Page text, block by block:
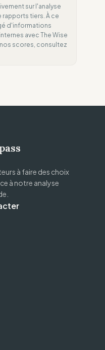
sur l'analyse
tiers. À ce
d'informations
avec The Wise
scores, consultez
à faire des choix
à notre analyse